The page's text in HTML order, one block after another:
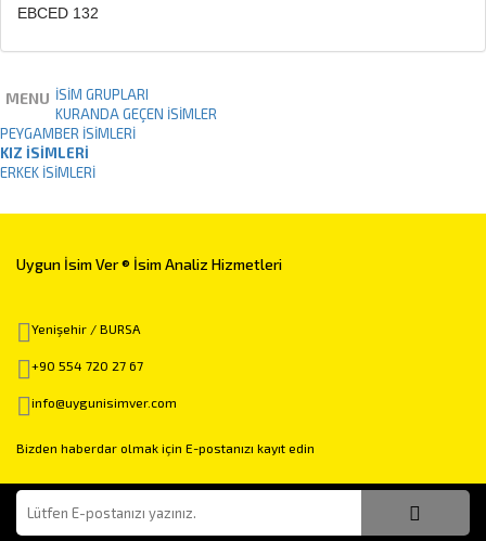
EBCED 132
MENU İSİM GRUPLARI
KURANDA GEÇEN İSIMLER
PEYGAMBER İSIMLERI
KIZ İSIMLERI
ERKEK İSIMLERI
Uygun İsim Ver ® İsim Analiz Hizmetleri
Yenişehir / BURSA
+90 554 720 27 67
info@uygunisimver.com
Bizden haberdar olmak için E-postanızı kayıt edin